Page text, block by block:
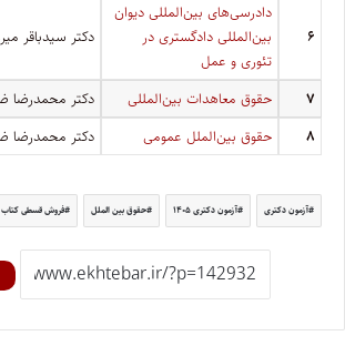
۶
دادرسی‌های بین‌المللی دیوان
بین‌المللی دادگستری در
تئوری و عمل
دکتر سیدباقر
۷ حقوق معاهدات بین‌المللی
دکتر محمدرضا
۸
حقوق بین‌الملل عمومی دکتر محمدرضا
آزمون دکتری آزمون دکتری ۱۴۰۵ حقوق بین الملل فروش قسطی کتاب